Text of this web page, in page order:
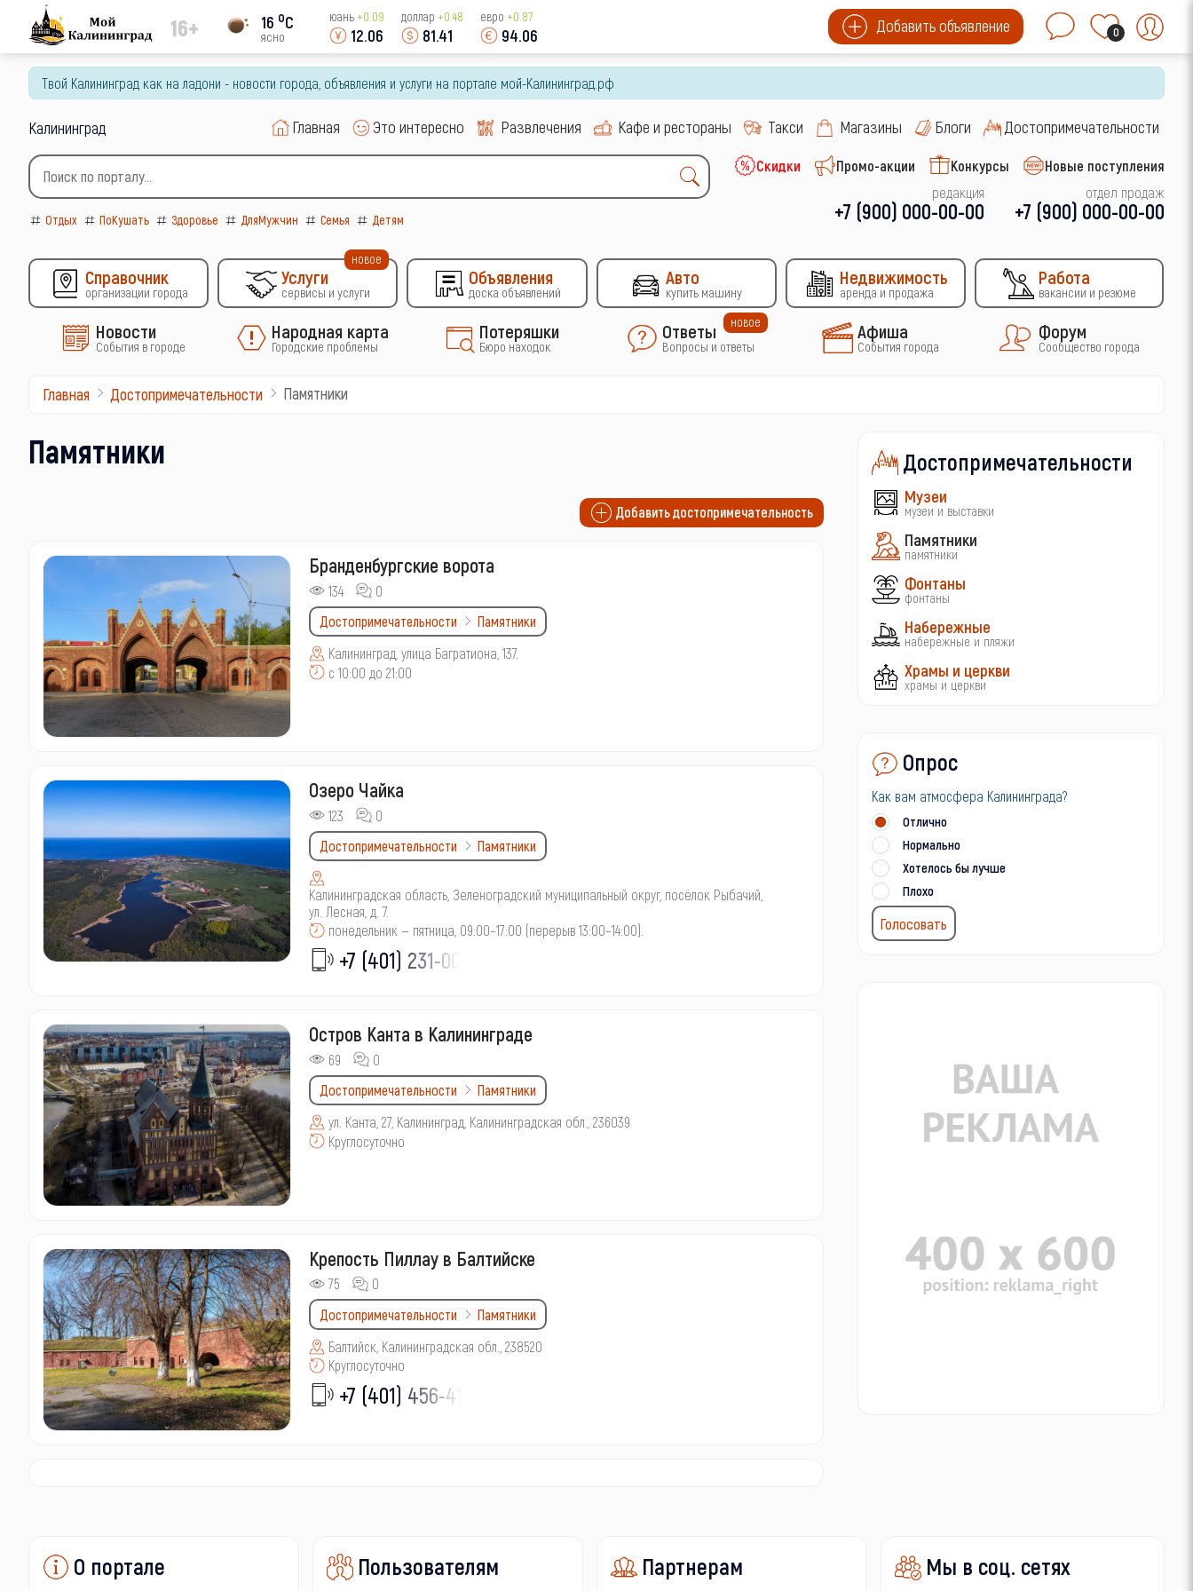
16+ 16 oC
ясно
юань +0.09
12.06
доллар +0.48
81.41
евро +0.87
94.06 Добавить объявление 0
Твой Калининград как на ладони - новости города, объявления и услуги на портале мой-Калининград.рф
Калининград Главная Это интересно Развлечения Кафе и рестораны Такси Магазины Блоги Достопримечательности
Отдых ПоКушать Здоровье ДляМужчин Семья Детям
Скидки Промо-акции Конкурсы
Новые поступления
редакция
+7 (900) 000-00-00
отдел продаж
+7 (900) 000-00-00
Справочник
организации города
Услуги
сервисы и услуги
новое
Объявления
доска объявлений
Авто
купить машину
Недвижимость
аренда и продажа
Работа
вакансии и резюме
Новости
События в городе
Народная карта
Городские проблемы
Потеряшки
Бюро находок
Ответы
Вопросы и ответы
новое Афиша
События города
Форум
Сообщество города
Главная Достопримечательности Памятники
Памятники
Добавить достопримечательность
Бранденбургские ворота
134
0
Достопримечательности
Памятники
Калининград, улица Багратиона, 137.
с 10:00 до 21:00
Озеро Чайка
123
0
Достопримечательности
Памятники
Калининградская область, Зеленоградский муниципальный округ, посёлок Рыбачий,
ул. Лесная, д. 7.
понедельник — пятница, 09:00–17:00 (перерыв 13:00–14:00).
+7 (401) 231-00-
Остров Канта в Калининграде
69
0
Достопримечательности
Памятники
ул. Канта, 27, Калининград, Калининградская обл., 236039
Круглосуточно
Крепость Пиллау в Балтийске
75
0
Достопримечательности
Памятники
Балтийск, Калининградская обл., 238520
Круглосуточно
+7 (401) 456-41-
Достопримечательности
Музеи
музеи и выставки
Памятники
памятники
Фонтаны
фонтаны
Набережные
набережные и пляжи
Храмы и церкви
храмы и церкви
Опрос
Как вам атмосфера Калининграда?
Отлично
Нормально
Хотелось бы лучше
Плохо
О портале Пользователям Партнерам Мы в соц. сетях